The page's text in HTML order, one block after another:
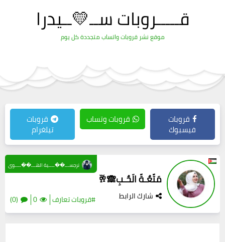
قـــــروبات ســ💛ــيدرا
موقع نشر قروبات واتساب متجددة كل يوم
قروبات
فيسبوك
قروبات وتساب قروبات
تيلغرام
مَتّعٌـةّ الَحٌـبِ🙈🥂
شارك الرابط #قروبات تعارف 0
(0)
نرجســـ��ــــية الهـــ��ــــوى